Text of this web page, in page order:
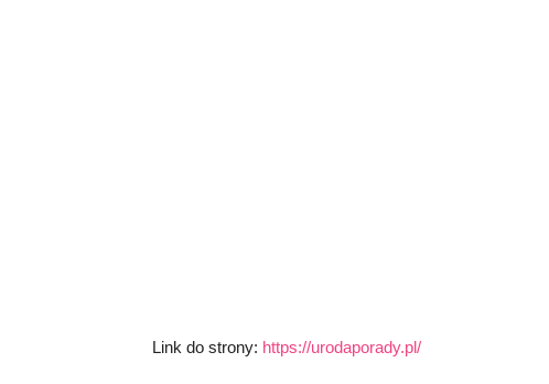
Link do strony: https://urodaporady.pl/